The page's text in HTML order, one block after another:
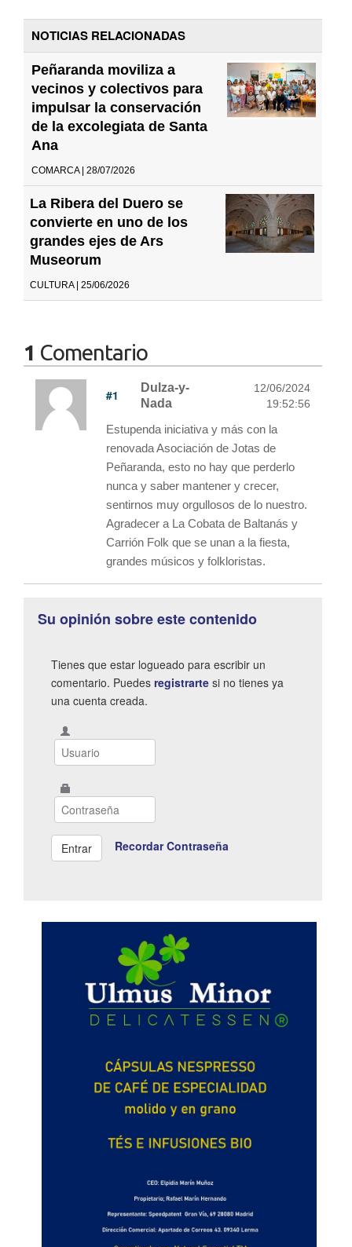
NOTICIAS RELACIONADAS
Peñaranda moviliza a
vecinos y colectivos para
impulsar la conservación
de la excolegiata de Santa
Ana
COMARCA | 28/07/2026
La Ribera del Duero se
convierte en uno de los
grandes ejes de Ars
Museorum
CULTURA | 25/06/2026
1 Comentario
#1
Dulza-y-
Nada
12/06/2024
19:52:56
Estupenda iniciativa y más con la
renovada Asociación de Jotas de
Peñaranda, esto no hay que perderlo
nunca y saber mantener y crecer,
sentirnos muy orgullosos de lo nuestro.
Agradecer a La Cobata de Baltanás y
Carrión Folk que se unan a la fiesta,
grandes músicos y folkloristas.
Su opinión sobre este contenido
Tienes que estar logueado para escribir un
comentario. Puedes registrarte si no tienes ya
una cuenta creada.
Recordar Contraseña